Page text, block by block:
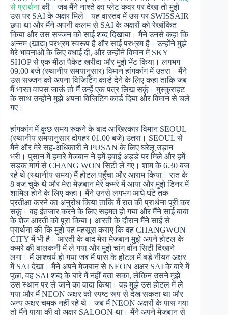
से प्रार्थनाकी। जब मैंने नाश्ते का प्लेट कवर पर देखा तो मुझे
उस पर SAI के अक्षर मिले। यह वास्तव में उस पर SWISSAIR
छपा था और मैंने अपनी कलम से SAI के अक्षरों को रेखांकित
किया और उस सज्जन को साई शब्द दिखाया। मैंने उनसे कहा कि
अन्नम (खाद्य) परभ्रम स्वरूप है और साई परभ्रम है। उन्होंने मुझे
मेरे भावनाओं के लिए बधाई दी, और उन्होंने विमान में SKY
SHOP से एक मीठा पैकेट खरीदा और मुझे भेंट किया। लगभग
09.00 बजे (स्थानीय समयानुसार) विमान हांगकांग में उतरा। मैंने
उस सज्जन को अपना विजिटिंग कार्ड देने के लिए कहा ताकि जब
मैं भारत वापस जाऊं तो मैं उन्हें एक पत्र लिख सकूं। मुस्कुराहट
के साथ उन्होंने मुझे अपना विजिटिंग कार्ड दिया और विमान से चले
गए।
हांगकांग में कुछ समय रुकने के बाद आखिरकार विमान SEOUL
(स्थानीय समयानुसार दोपहर 01.00 बजे) उतरा। SEOUL से
मैंने और मेरे सह-अधिकारी ने PUSAN के लिए घरेलू उड़ान
भरी। पुसान में हमारे मेजबान ने हमें हवाई अड्डे पर मिले और हमें
सड़क मार्ग से CHANG WON सिटी ले गए। शाम के 6.30 बज
रहे थे (स्थानीय समय) मैं होटल पहुँचा और आराम किया। रात के
8 बज चुके थे और मेरा मेज़बान मेरे कमरे में आया और मुझे डिनर में
शामिल होने के लिए कहा। मैंने उनसे लगभग आधे घंटे तक
प्रतीक्षा करने का अनुरोध किया ताकि मैं रात की प्रार्थना पूरी कर
सकूं। वह इंतजार करने के लिए सहमत हो गया और मैंने साई बाबा
के शेज आरती को पूरा किया। आरती के दौरान मैंने साई से
प्रार्थना की कि मुझे यह महसूस कराए कि वह CHANGWON
CITY में भी है। आरती के बाद मेरा मेजबान मुझे अपने होटल के
कमरे की बालकनी में ले गया और मुझे चांग वॉन सिटी दिखाने
लगा। मैं आश्चर्य हो गया जब मैं पास के होटल में बड़े नीयन अक्षर
में SAI देखा। मैंने अपने मेजबान से NEON अक्षर SAI के बारे में
पूछा, वह SAI शब्द के बारे में नहीं बता सका, लेकिन उसने मुझे
उस स्थान पर ले जाने का वादा किया। वह मुझे उस होटल में ले
गया और मैं NEON अक्षर को स्पष्ट रूप से देख सकता था और
अन्य अक्षर चमक नहीं रहे थे। जब मैं NEON अक्षरों के पास गया
तो मैंने पाया की वो अक्षर SALOON था। मैंने अपने मेजबान से